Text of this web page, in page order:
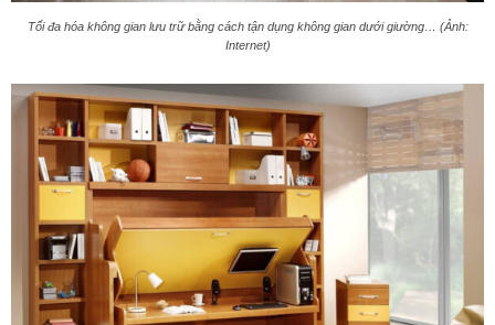
Tối đa hóa không gian lưu trữ bằng cách tận dụng không gian dưới giường… (Ảnh:
Internet)